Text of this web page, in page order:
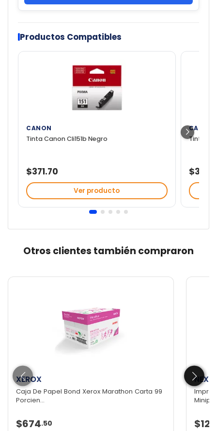
Productos Compatibles
CANON
Tinta Canon Cli151b Negro
$371.70
Ver producto
CANON
Tinta
Otros clientes también compraron
XEROX
Caja De Papel Bond Xerox Marathon Carta 99
Porcien...
$674.50